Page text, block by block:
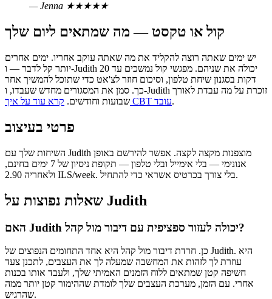
— Jenna ★★★★★
קול או טקסט — מה שמתאים ליום שלך
יש ימים שאתה רוצה להקליד את מה שאתה עוקב אחריו. ימים אחרים
יותר קל לדבר — ו-Judith יכולה את שניהם. מפגשי קול נמשכים עד 20
דקות בסגנון שיחת טלפון, וסיכום חוזר לצ'אט כדי שתוכל להמשיך אחר
כך. סמן את המסגורים מחדש שעבדו, ו-Judith זוכרת על מה עבדת לאורך
שבועות וחודשים.
קרא עוד על איך CBT עובד.
פרטי בעיצוב
השיחות שלך עם Judith מוצפנות מקצה לקצה. אפשר להירשם באופן
אנונימי — בלי אימייל ובלי טלפון — תקופת ניסיון של 7 ימים בחינם,
ולאחריה 2.90 ILS/week. בלי צורך בכרטיס אשראי כדי להתחיל.
שאלות נפוצות על Judith
האם Judith יכולה לעזור ספציפית עם דיבור מול קהל?
כן. חרדת דיבור מול קהל היא אחד התחומים הנפוצים של Judith. היא
עוזרת לך לזהות את המחשבה שמעלה לך את העצבים, לתכנן צעד
חשיפה קטן שמתאים ללוח הזמנים האמיתי שלך, ולעבד אותו בכנות
אחרי. עם הזמן, מערכת העצבים שלך לומדת שההימור קטן יותר ממה
שהרגיש.